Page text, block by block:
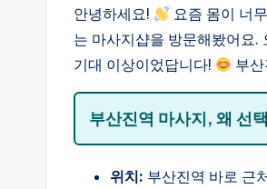
안녕하세요! 요즘 몸이 너
는 마사지샵을 방문해봤어요.
기대 이상이었답니다!
부
부산진역 마사지, 왜 선
위치: 부산진역 바로 근